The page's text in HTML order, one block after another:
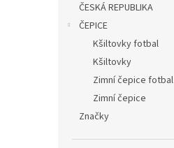
ČESKÁ REPUBLIKA
ČEPICE
Kšiltovky fotbal
Kšiltovky
Zimní čepice fotbal
Zimní čepice
Značky